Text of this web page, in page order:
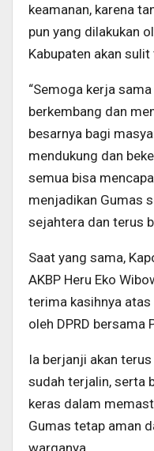
keamanan, karena
pun yang dilakukan
Kabupaten akan
“Semoga kerja
berkembang dan
besarnya bagi
mendukung dan
semua bisa
menjadikan Gumas
sejahtera dan terus
Saat yang sama,
AKBP Heru Eko
terima kasihnya
oleh DPRD bersama
Ia berjanji akan
sudah terjalin, serta
keras dalam
Gumas tetap aman
warganya.